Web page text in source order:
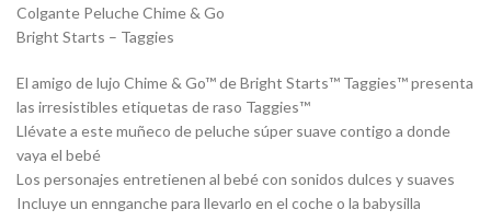
Colgante Peluche Chime & Go
Bright Starts – Taggies
El amigo de lujo Chime & Go™ de Bright Starts™ Taggies™ presenta
las irresistibles etiquetas de raso Taggies™
Llévate a este muñeco de peluche súper suave contigo a donde
vaya el bebé
Los personajes entretienen al bebé con sonidos dulces y suaves
Incluye un ennganche para llevarlo en el coche o la babysilla